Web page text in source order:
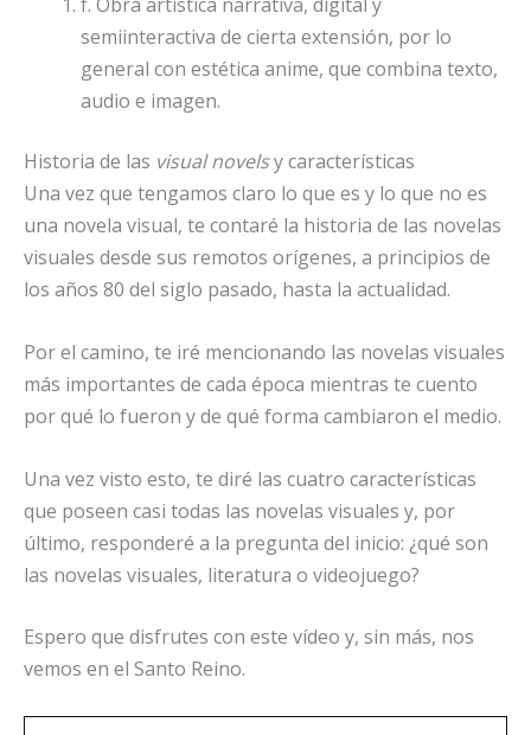
f. Obra artística narrativa, digital y
semiinteractiva de cierta extensión, por lo
general con estética anime, que combina texto,
audio e imagen.
Historia de las visual novelsy características
Una vez que tengamos claro lo que es y lo que no es
una novela visual, te contaré la historia de las novelas
visuales desde sus remotos orígenes, a principios de
los años 80 del siglo pasado, hasta la actualidad.
Por el camino, te iré mencionando las novelas visuales
más importantes de cada época mientras te cuento
por qué lo fueron y de qué forma cambiaron el medio.
Una vez visto esto, te diré las cuatro características
que poseen casi todas las novelas visuales y, por
último, responderé a la pregunta del inicio: ¿qué son
las novelas visuales, literatura o videojuego?
Espero que disfrutes con este vídeo y, sin más, nos
vemos en el Santo Reino.